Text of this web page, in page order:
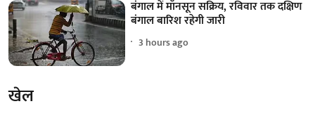
बंगाल में मॉनसून सक्रिय, रविवार तक दक्षिण
बंगाल बारिश रहेगी जारी
3 hours ago
खेल